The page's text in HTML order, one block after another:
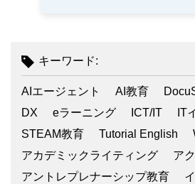
キーワード:
AIエージェント AI教育
DX
eラーニング ICT/IT
IT
STEAM教育
Tutorial English
アカデミックライティング
ア
アントレプレナーシップ教育